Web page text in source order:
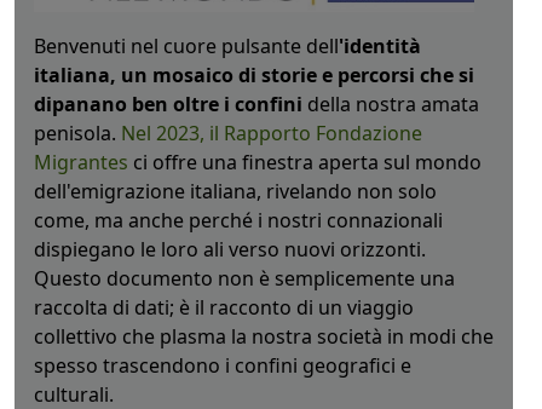
Benvenuti nel cuore pulsante dell'identità
italiana, un mosaico di storie e percorsi che si
dipanano ben oltre i confini della nostra amata
penisola. Nel 2023, il Rapporto Fondazione
Migrantes ci offre una finestra aperta sul mondo
dell'emigrazione italiana, rivelando non solo
come, ma anche perché i nostri connazionali
dispiegano le loro ali verso nuovi orizzonti.
Questo documento non è semplicemente una
raccolta di dati; è il racconto di un viaggio
collettivo che plasma la nostra società in modi che
spesso trascendono i confini geografici e
culturali.